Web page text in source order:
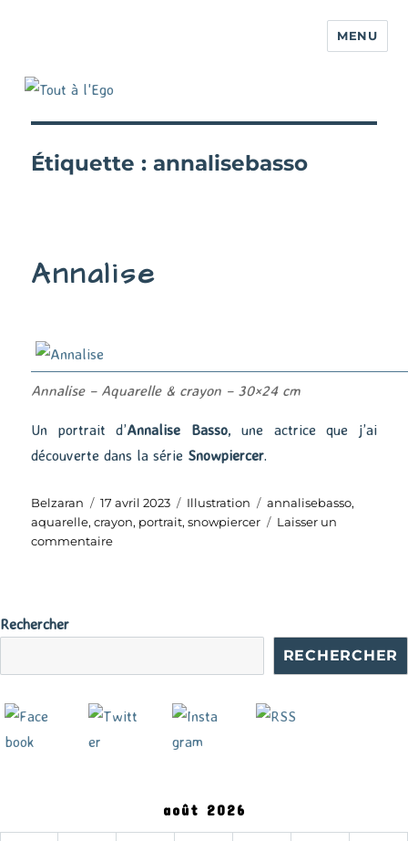
MENU
Étiquette :annalisebasso
Annalise
Annalise – Aquarelle & crayon – 30×24 cm
Un portrait d’Annalise Basso, une actrice que j’ai
découverte dans la série Snowpiercer.
Auteur
Belzaran
Publié
le
17 avril 2023 Catégories
Illustration Étiquettes
annalisebasso,
aquarelle,crayon, portrait,snowpiercer
Laisser un
commentairesur
Rechercher
RECHERCHER
août 2026